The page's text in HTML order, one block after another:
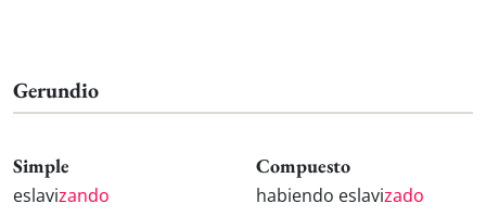
Gerundio
Simple
eslavizando
Compuesto
habiendo eslavizado